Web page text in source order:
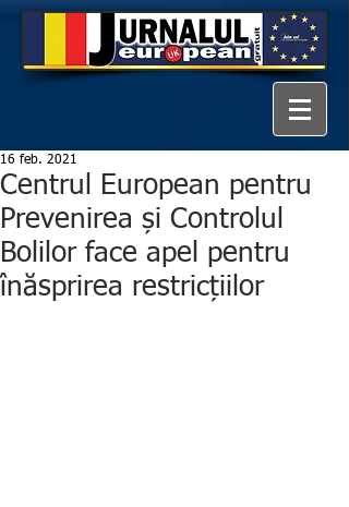
Centrul European pentru
Prevenirea și Controlul
Bolilor face apel pentru
înăsprirea restricțiilor
16 feb. 2021